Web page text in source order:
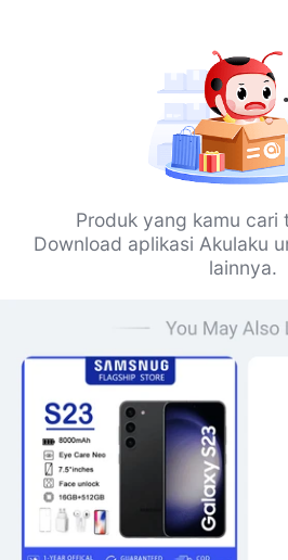
Produk yang kamu cari
Download aplikasi Akulaku
lainnya.